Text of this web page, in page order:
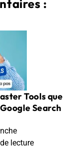
:
Tools que
Search
lecture